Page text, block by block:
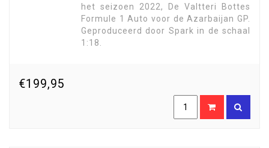
het seizoen 2022, De Valtteri Bottes
Formule 1 Auto voor de Azarbaijan GP.
Geproduceerd door Spark in de schaal
1:18.
€199,95